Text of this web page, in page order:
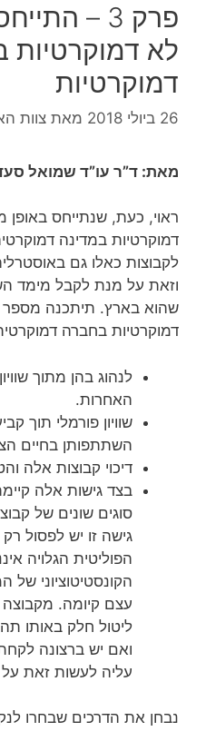
פרק 3 –
לא דמוקרטיות
דמוקרטיות
26 ביולי 2018 מאת צוות
מאת: ד”ר עו”ד שמואל
ראוי, כעת, שנתייחס באופן
דמוקרטיות במדינה
לקבוצות כאלו גם
וזאת על מנת לקבל מימד
שהוא בארץ. תיתכנה מספר
דמוקרטיות בחברה
לנהוג בהן מתוך
האחרות.
שוויון פורמלי תוך
השתתפותן בחיים
דיכוי קבוצות אלה
בצד גישות אלה
סוגים שונים של
גישה זו יש לפסול
הפוליטית הגלויה
הקונסטיטוציוני
עצם קיומה. מקבוצה
ליטול חלק באותו
ואם יש ברצונה
עליה לעשות זאת
נבחן את הדרכים שבחרו